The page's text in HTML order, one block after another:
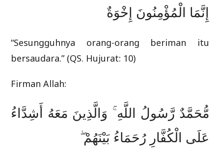
إِنَّمَا الْمُؤْمِنُونَ إِخْوَةٌ
“Sesungguhnya orang-orang beriman itu
bersaudara.” (QS. Hujurat: 10)
Firman Allah:
مُّحَمَّدٌ رَّسُولُ اللَّهِ ۚ وَالَّذِينَ مَعَهُ أَشِدَّاءُ
عَلَى الْكُفَّارِ رُحَمَاءُ بَيْنَهُمْ ۖ